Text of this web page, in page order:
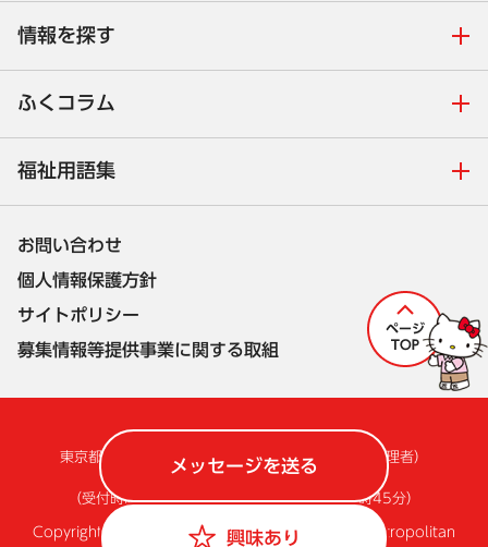
メッセージを送る
興味あり
情報を探す
ふくコラム
福祉用語集
お問い合わせ
個人情報保護方針
サイトポリシー
募集情報等提供事業に関する取組
株式会社セルコ
東京都福祉人材情報バンクシステム担当 （サイト管理者）
電話：050-1742-4260
（受付時間 平日9時30分～12時、13時～17時45分）
Copyright (c) Bureau of Social Welfare, Tokyo Metropolitan